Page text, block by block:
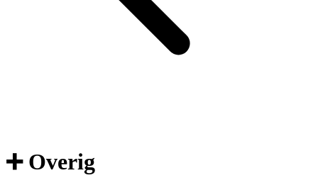
➕ Overig